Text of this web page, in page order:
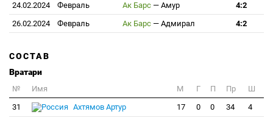
24.02.2024
Февраль Ак Барс — Амур
4:2
26.02.2024
Февраль Ак Барс — Адмирал 4:2
СОСТАВ
Вратари
№ Имя M Г П Пр
Ш
31
Ахтямов Артур 17 0 0 34 4